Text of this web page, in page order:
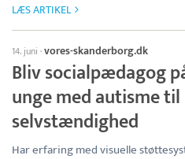
LÆS ARTIKEL
14. juni ·vores-skanderborg.dk
Bliv socialpædagog
unge med autisme
selvstændighed
Har erfaring med visuelle